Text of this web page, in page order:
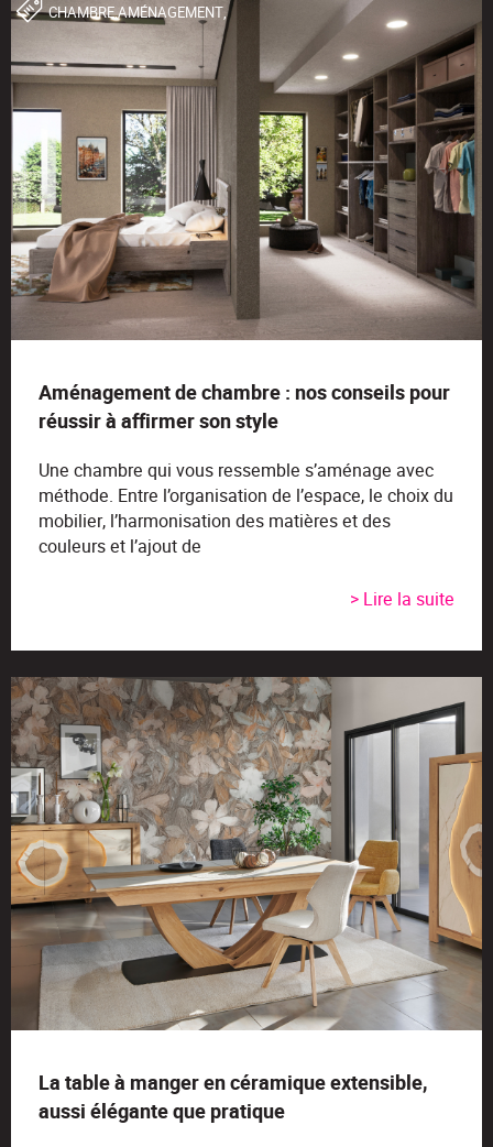
CHAMBRE,AMÉNAGEMENT,
Aménagement de chambre : nos conseils pour
réussir à affirmer son style
Une chambre qui vous ressemble s’aménage avec
méthode. Entre l’organisation de l’espace, le choix du
mobilier, l’harmonisation des matières et des
couleurs et l’ajout de
> Lire la suite
La table à manger en céramique extensible,
aussi élégante que pratique